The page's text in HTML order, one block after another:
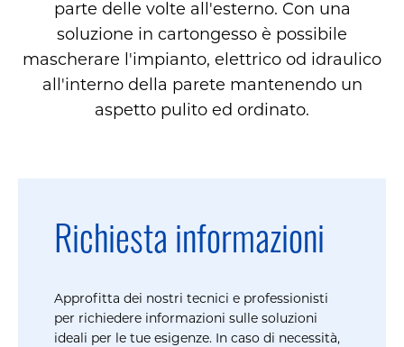
parte delle volte all'esterno. Con una
soluzione in cartongesso è possibile
mascherare l'impianto, elettrico od idraulico
all'interno della parete mantenendo un
aspetto pulito ed ordinato.
Richiesta informazioni
Approfitta dei nostri tecnici e professionisti
per richiedere informazioni sulle soluzioni
ideali per le tue esigenze. In caso di necessità,